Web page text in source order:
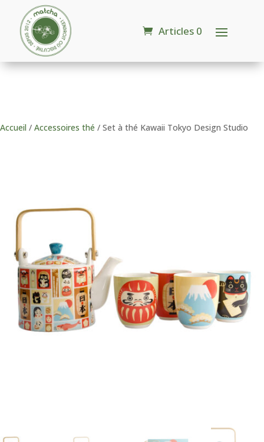
Articles 0
Accueil / Accessoires thé / Set à thé Kawaii Tokyo Design Studio